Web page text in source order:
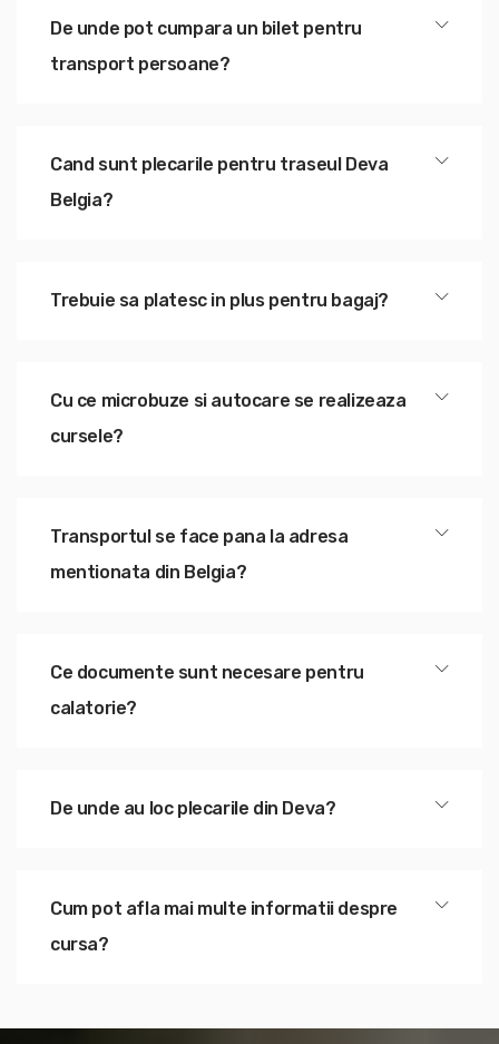
De unde pot cumpara un bilet pentru
transport persoane?
Cand sunt plecarile pentru traseul Deva
Belgia?
Trebuie sa platesc in plus pentru bagaj?
Cu ce microbuze si autocare se realizeaza
cursele?
Transportul se face pana la adresa
mentionata din Belgia?
Ce documente sunt necesare pentru
calatorie?
De unde au loc plecarile din Deva?
Cum pot afla mai multe informatii despre
cursa?